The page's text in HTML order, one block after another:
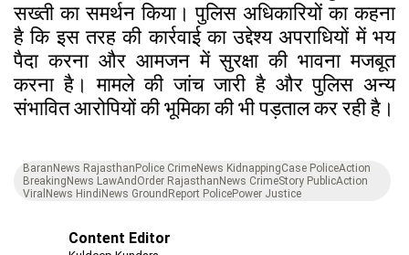
सख्ती का समर्थन किया। पुलिस अधिकारियों का कहना
है कि इस तरह की कार्रवाई का उद्देश्य अपराधियों में भय
पैदा करना और आमजन में सुरक्षा की भावना मजबूत
करना है। मामले की जांच जारी है और पुलिस अन्य
संभावित आरोपियों की भूमिका की भी पड़ताल कर रही है।
BaranNews RajasthanPolice CrimeNews KidnappingCase PoliceAction
BreakingNews LawAndOrder RajasthanNews CrimeStory PublicAction
ViralNews HindiNews GroundReport PolicePower Justice
Content Editor